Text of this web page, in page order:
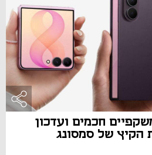
חכמים ועדכון
הקיץ של סמסונג